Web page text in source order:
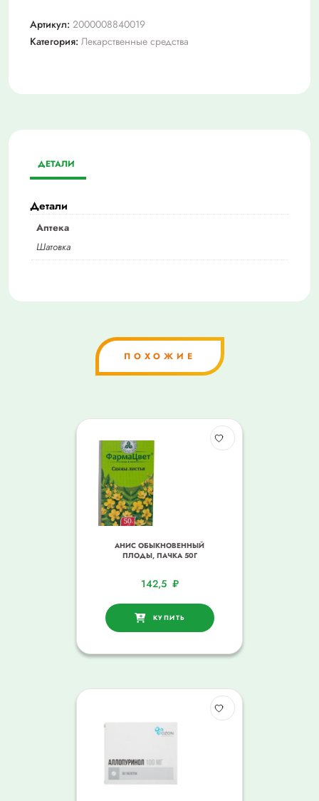
Артикул: 2000008840019
Категория: Лекарственные средства
ДЕТАЛИ
Детали
Аптека
Шатовка
ПОХОЖИЕ
АНИС ОБЫКНОВЕННЫЙ
ПЛОДЫ, ПАЧКА 50Г
142,5 ₽
КУПИТЬ